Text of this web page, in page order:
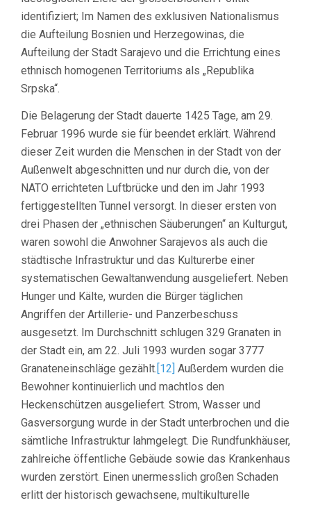
identifiziert; Im Namen des exklusiven Nationalismus
die Aufteilung Bosnien und Herzegowinas, die
Aufteilung der Stadt Sarajevo und die Errichtung eines
ethnisch homogenen Territoriums als „Republika
Srpska“.
Die Belagerung der Stadt dauerte 1425 Tage, am 29.
Februar 1996 wurde sie für beendet erklärt. Während
dieser Zeit wurden die Menschen in der Stadt von der
Außenwelt abgeschnitten und nur durch die, von der
NATO errichteten Luftbrücke und den im Jahr 1993
fertiggestellten Tunnel versorgt. In dieser ersten von
drei Phasen der „ethnischen Säuberungen“ an Kulturgut,
waren sowohl die Anwohner Sarajevos als auch die
städtische Infrastruktur und das Kulturerbe einer
systematischen Gewaltanwendung ausgeliefert. Neben
Hunger und Kälte, wurden die Bürger täglichen
Angriffen der Artillerie- und Panzerbeschuss
ausgesetzt. Im Durchschnitt schlugen 329 Granaten in
der Stadt ein, am 22. Juli 1993 wurden sogar 3777
Granateneinschläge gezählt.[12] Außerdem wurden die
Bewohner kontinuierlich und machtlos den
Heckenschützen ausgeliefert. Strom, Wasser und
Gasversorgung wurde in der Stadt unterbrochen und die
sämtliche Infrastruktur lahmgelegt. Die Rundfunkhäuser,
zahlreiche öffentliche Gebäude sowie das Krankenhaus
wurden zerstört. Einen unermesslich großen Schaden
erlitt der historisch gewachsene, multikulturelle